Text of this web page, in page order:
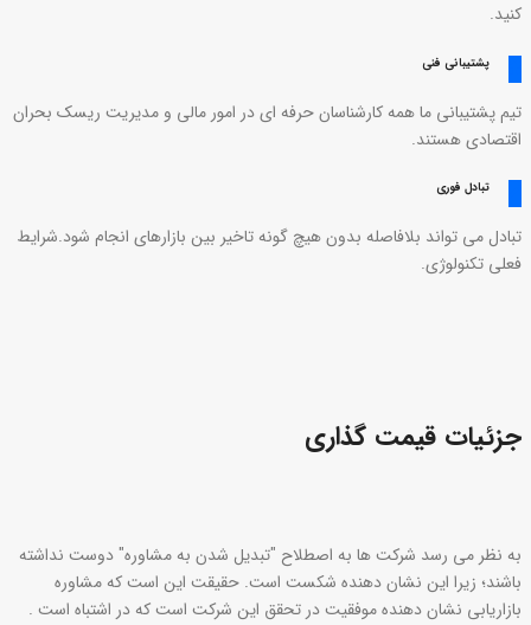
کنید.
پشتیبانی فنی
تیم پشتیبانی ما همه کارشناسان حرفه ای در امور مالی و مدیریت ریسک بحران
اقتصادی هستند.
تبادل فوری
تبادل می تواند بلافاصله بدون هیچ گونه تاخیر بین بازارهای انجام شود.شرایط
فعلی تکنولوژی.
جزئیات قیمت گذاری
به نظر می رسد شرکت ها به اصطلاح "تبدیل شدن به مشاوره" دوست نداشته
باشند؛ زیرا این نشان دهنده شکست است. حقیقت این است که مشاوره
بازاریابی نشان دهنده موفقیت در تحقق این شرکت است که در اشتباه است .